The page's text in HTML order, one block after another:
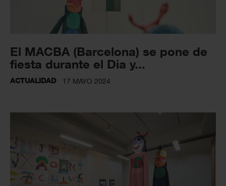
El MACBA (Barcelona) se pone de
fiesta durante el Dia y...
ACTUALIDAD 17 MAYO 2024